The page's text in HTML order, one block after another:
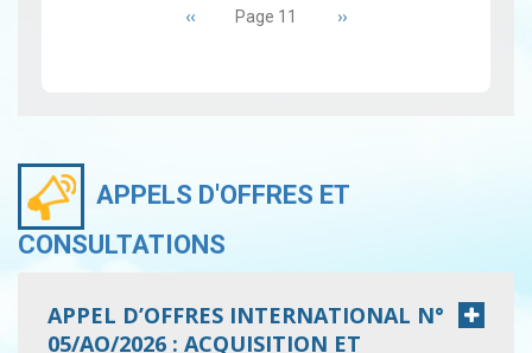
calculée sur la pé…
Page
précédente
‹‹ Page 11 Page
››
APPELS D'OFFRES ET
CONSULTATIONS
APPEL D’OFFRES INTERNATIONAL N°
05/AO/2026 : ACQUISITION ET